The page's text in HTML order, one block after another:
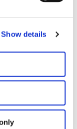
Show details